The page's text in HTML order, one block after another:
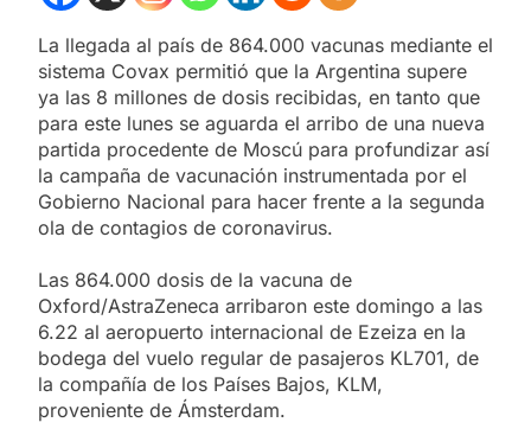
La llegada al país de 864.000 vacunas mediante el
sistema Covax permitió que la Argentina supere
ya las 8 millones de dosis recibidas, en tanto que
para este lunes se aguarda el arribo de una nueva
partida procedente de Moscú para profundizar así
la campaña de vacunación instrumentada por el
Gobierno Nacional para hacer frente a la segunda
ola de contagios de coronavirus.
Las 864.000 dosis de la vacuna de
Oxford/AstraZeneca arribaron este domingo a las
6.22 al aeropuerto internacional de Ezeiza en la
bodega del vuelo regular de pasajeros KL701, de
la compañía de los Países Bajos, KLM,
proveniente de Ámsterdam.